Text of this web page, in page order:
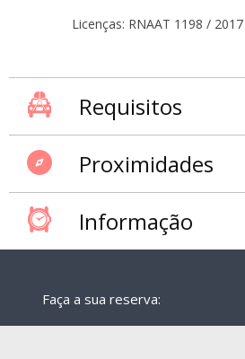
Licenças: RNAAT 1198 /
Requisitos
Proximidades
Informação
Faça a sua reserva: